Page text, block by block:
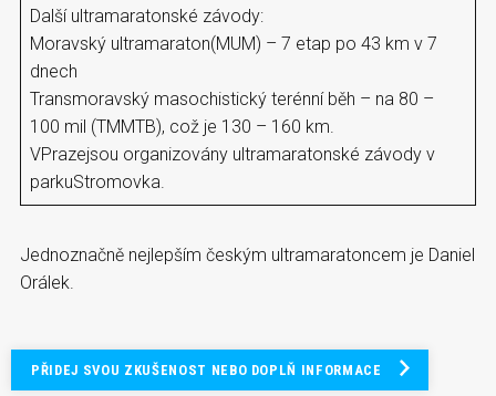
Další ultramaratonské závody:
Moravský ultramaraton(MUM) – 7 etap po 43 km v 7
dnech
Transmoravský masochistický terénní běh – na 80 –
100 mil (TMMTB), což je 130 – 160 km.
VPrazejsou organizovány ultramaratonské závody v
parkuStromovka.
Jednoznačně nejlepším českým ultramaratoncem je Daniel
Orálek.
PŘIDEJ SVOU ZKUŠENOST NEBO DOPLŇ INFORMACE